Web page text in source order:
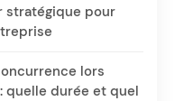
stratégique pour
lors
quelle durée et quel